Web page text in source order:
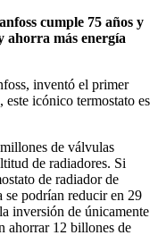
cumple 75 años y
ahorra más energía
inventó el primer
este icónico termostato es
de válvulas
de radiadores. Si
de radiador de
se podrían reducir en 29
inversión de únicamente
ahorrar 12 billones de